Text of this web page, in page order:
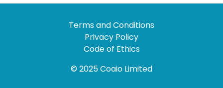
Terms and Conditions
Privacy Policy
Code of Ethics
© 2025 Coaio Limited